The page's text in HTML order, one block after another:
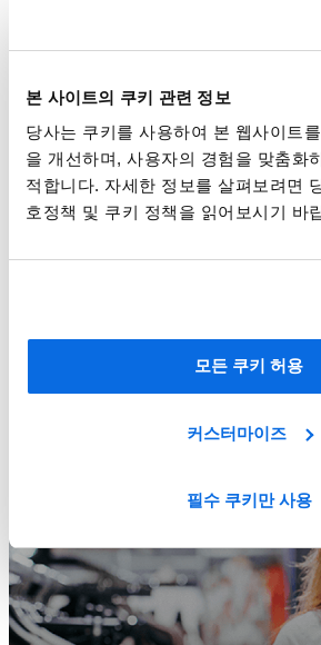
본 사이트의 쿠키 관련 정보
당사는 쿠키를 사용하여 본 웹사이트
을 개선하며, 사용자의 경험을 맞춤화
적합니다. 자세한 정보를 살펴보려면
호정책 및 쿠키 정책을 읽어보시기 바
모든 쿠키 허용
커스터마이즈
필수 쿠키만 사용
식음료 ERP 대 PLM: 비용 절감 및 성장